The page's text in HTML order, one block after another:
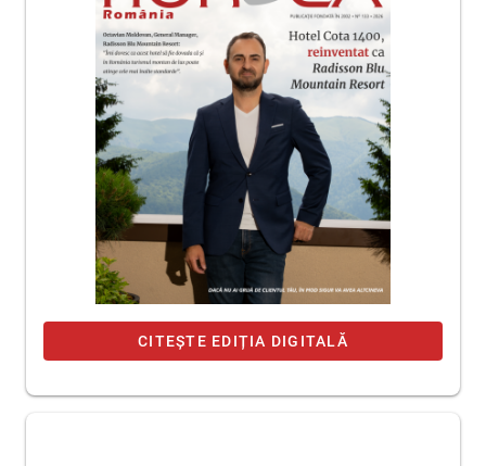
CITEȘTE EDIȚIA DIGITALĂ